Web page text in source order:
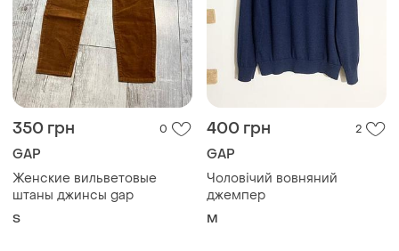
350 грн 0
GAP
Женские вильветовые
штаны джинсы gap
S
400 грн 2
GAP
Чоловічий вовняний
джемпер
M